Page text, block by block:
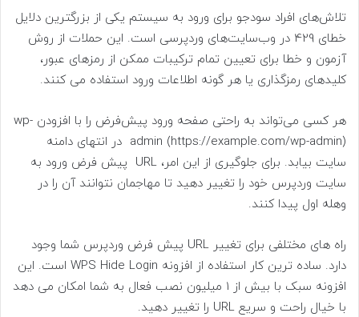
تلاش‌های افراد سودجو برای ورود به سیستم یکی از بزرگترین دلایل
خطای 429 در وب‌سایت‌های وردپرسی است. این حملات از روش
آزمون و خطا برای تعیین تمام ترکیبات ممکن از رمزهای عبور،
کلیدهای رمزگذاری یا هر گونه اطلاعات ورود استفاده می کنند.
هر کسی می‌تواند به راحتی صفحه ورود پیش‌فرض را با افزودن wp-
admin (https://example.com/wp-admin) در انتهای دامنه
سایت بیابد. برای جلوگیری از این امر، URL پیش فرض ورود به
سایت وردپرس خود را تغییر دهید تا مهاجمان نتوانند آن را در
وهله اول پیدا کنند.
راه های مختلفی برای تغییر URL پیش فرض وردپرس شما وجود
دارد. ساده ترین کار استفاده از افزونه WPS Hide Login است. این
افزونه سبک با بیش از 1 میلیون نصب فعال به شما امکان می دهد
با خیال راحت و سریع URL را تغییر دهید.